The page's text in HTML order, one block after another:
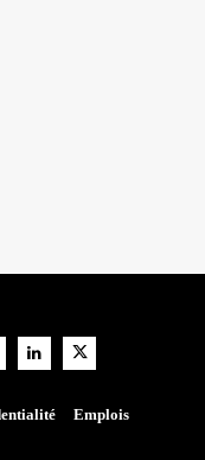
Emplois